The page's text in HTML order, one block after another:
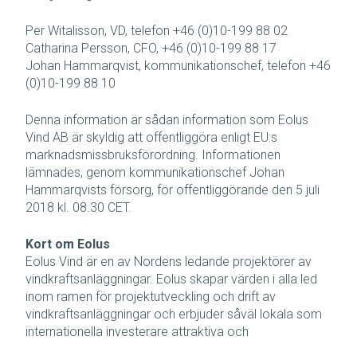
Per Witalisson, VD, telefon +46 (0)10-199 88 02
Catharina Persson, CFO, +46 (0)10-199 88 17
Johan Hammarqvist, kommunikationschef, telefon +46
(0)10-199 88 10
Denna information är sådan information som Eolus
Vind AB är skyldig att offentliggöra enligt EU:s
marknadsmissbruksförordning. Informationen
lämnades, genom kommunikationschef Johan
Hammarqvists försorg, för offentliggörande den 5 juli
2018 kl. 08.30 CET.
Kort om Eolus
Eolus Vind är en av Nordens ledande projektörer av
vindkraftsanläggningar. Eolus skapar värden i alla led
inom ramen för projektutveckling och drift av
vindkraftsanläggningar och erbjuder såväl lokala som
internationella investerare attraktiva och